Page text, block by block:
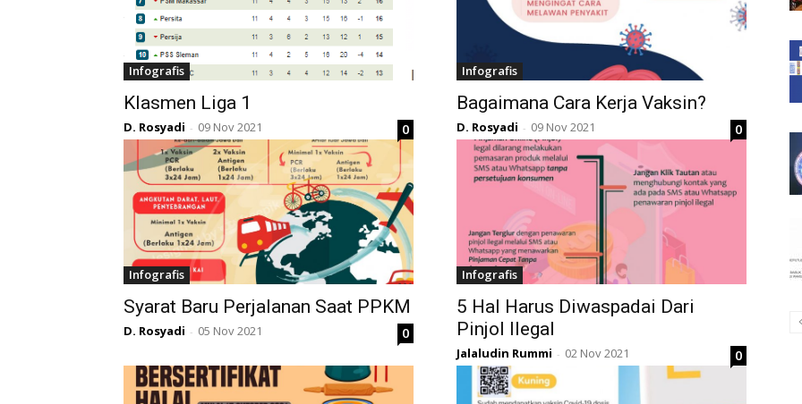
Infografis
Klasmen Liga 1
D. Rosyadi - 09 Nov 2021 0
Infografis
Bagaimana Cara Kerja Vaksin?
D. Rosyadi - 09 Nov 2021 0
Infografis
Syarat Baru Perjalanan Saat PPKM
D. Rosyadi - 05 Nov 2021 0
Infografis
5 Hal Harus Diwaspadai Dari
Pinjol Ilegal
Jalaludin Rummi - 02 Nov 2021 0